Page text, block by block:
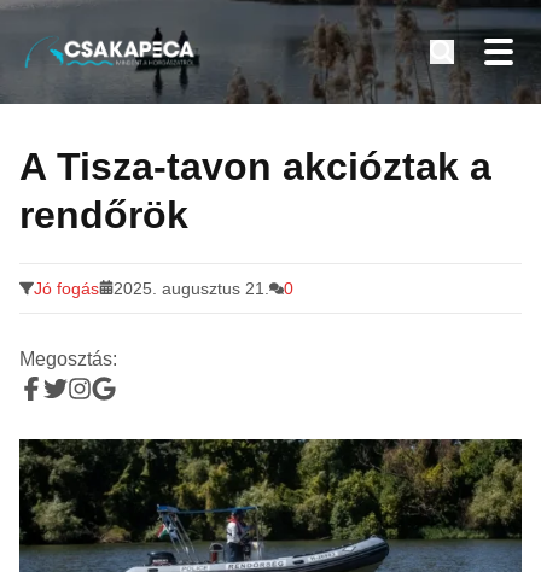
tartalomra
Minden a horgászatról
A Tisza-tavon akcióztak a
rendőrök
Jó fogás 2025. augusztus 21. 0
Megosztás: